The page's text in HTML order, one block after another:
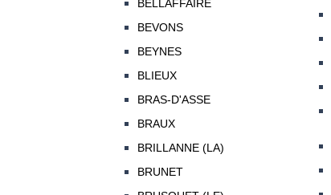
BELLAFFAIRE
BEVONS
BEYNES
BLIEUX
BRAS-D'ASSE
BRAUX
BRILLANNE (LA)
BRUNET